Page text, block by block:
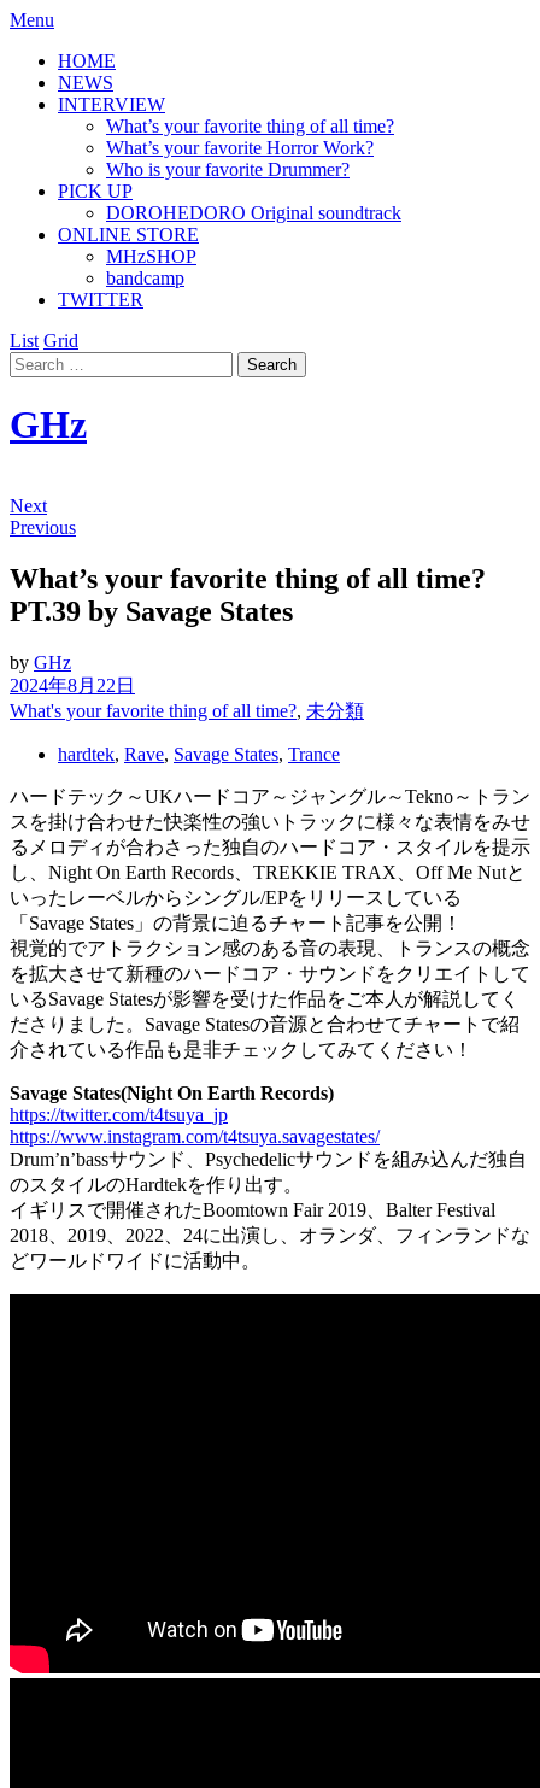
Menu
HOME
NEWS
INTERVIEW
What’s your favorite thing of all time?
What’s your favorite Horror Work?
Who is your favorite Drummer?
PICK UP
DOROHEDORO Original soundtrack
ONLINE STORE
MHzSHOP
bandcamp
TWITTER
List Grid
GHz
Next
Previous
What’s your favorite thing of all time?
PT.39 by Savage States
by GHz
2024年8月22日
What's your favorite thing of all time?, 未分類
hardtek, Rave, Savage States, Trance
ハードテック～UKハードコア～ジャングル～Tekno～トラン
スを掛け合わせた快楽性の強いトラックに様々な表情をみせ
るメロディが合わさった独自のハードコア・スタイルを提示
し、Night On Earth Records、TREKKIE TRAX、Off Me Nutと
いったレーベルからシングル/EPをリリースしている
「Savage States」の背景に迫るチャート記事を公開！
視覚的でアトラクション感のある音の表現、トランスの概念
を拡大させて新種のハードコア・サウンドをクリエイトして
いるSavage Statesが影響を受けた作品をご本人が解説してく
ださりました。Savage Statesの音源と合わせてチャートで紹
介されている作品も是非チェックしてみてください！
Savage States(Night On Earth Records)
https://twitter.com/t4tsuya_jp
https://www.instagram.com/t4tsuya.savagestates/
Drum’n’bassサウンド、Psychedelicサウンドを組み込んだ独自
のスタイルのHardtekを作り出す。
イギリスで開催されたBoomtown Fair 2019、Balter Festival
2018、2019、2022、24に出演し、オランダ、フィンランドな
どワールドワイドに活動中。